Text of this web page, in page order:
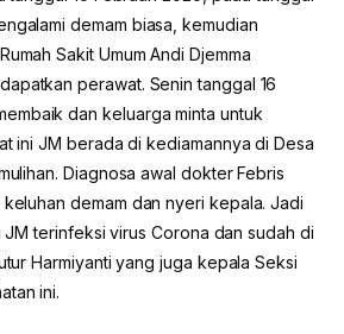
demam biasa, kemudian
Sakit Umum Andi Djemma
perawat. Senin tanggal 16
dan keluarga minta untuk
ini JM berada di kediamannya di Desa
Diagnosa awal dokter Febris
demam dan nyeri kepala. Jadi
terinfeksi virus Corona dan sudah di
Harmiyanti yang juga kepala Seksi
ini.